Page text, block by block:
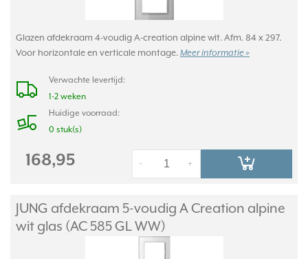
Glazen afdekraam 4-voudig A-creation alpine wit. Afm. 84 x 297.
Voor horizontale en verticale montage. Meer informatie »
Verwachte levertijd:
1-2 weken
Huidige voorraad:
0 stuk(s)
168,95 +
-
JUNG afdekraam 5-voudig A Creation alpine
wit glas (AC 585 GL WW)